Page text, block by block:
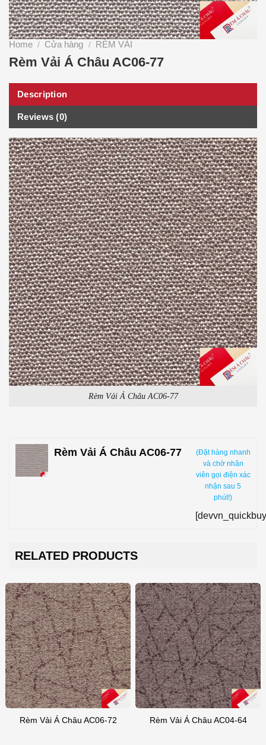
Home / Cửa hàng / RÈM VẢI
Rèm Vải Á Châu AC06-77
Description
Reviews (0)
Rèm Vải Á Châu AC06-77
Rèm Vải Á Châu AC06-77
(Đặt hàng nhanh
và chờ nhân
viên gọi điện xác
nhận sau 5
phút!)
RELATED PRODUCTS
Rèm Vải Á Châu AC06-72 Rèm Vải Á Châu AC04-64